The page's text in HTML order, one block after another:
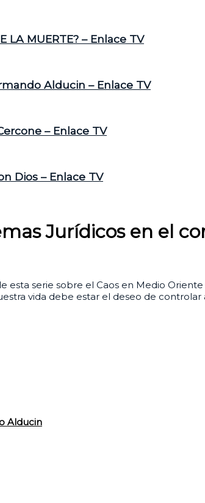
LA MUERTE? – Enlace TV
Alducin – Enlace TV
– Enlace TV
Dios – Enlace TV
Jurídicos en el
serie sobre el Caos en Medio
vida debe estar el deseo de
Alducin